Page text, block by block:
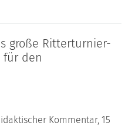
große Ritterturnier-
für den
Kommentar, 15